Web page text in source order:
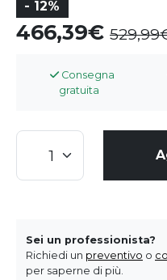
- 12%
466,39
Consegna
gratuita
Sei un professionista?
Richiedi un preventivo o
per saperne di più.